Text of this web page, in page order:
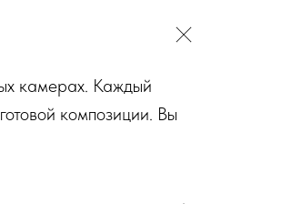
камерах. Каждый
композиции. Вы